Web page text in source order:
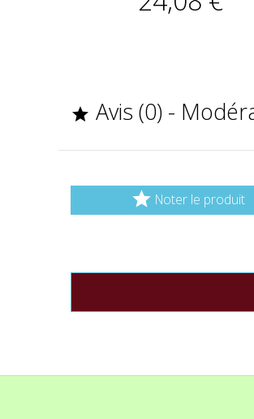
 Avis (0) -
 Noter le produit